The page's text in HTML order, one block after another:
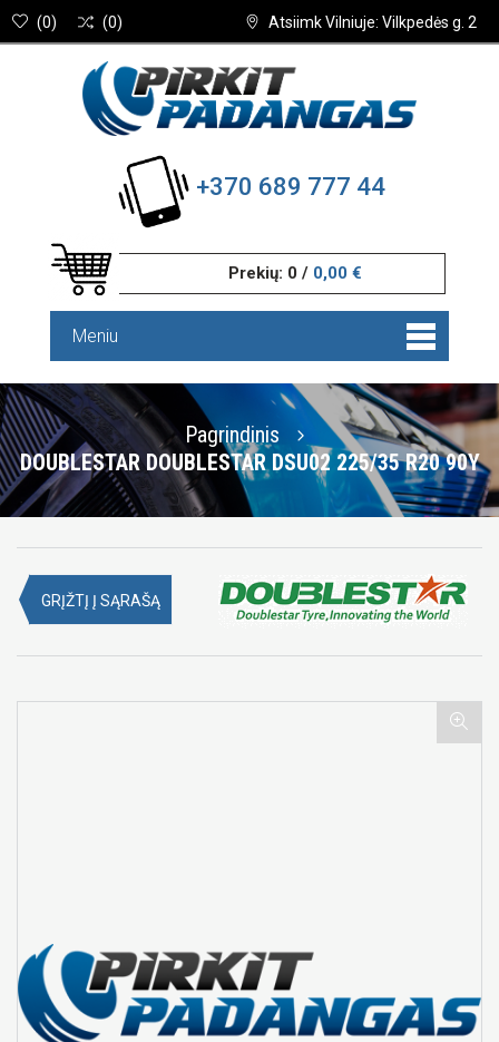
Atsiimk Vilniuje: Vilkpedės g. 2
(0) (0)
+370 689 777 44
Prekių: 0 / 0,00 €
Meniu
Pagrindinis
DOUBLESTAR DOUBLESTAR DSU02 225/35 R20 90Y
GRĮŽTĮ Į SĄRAŠĄ